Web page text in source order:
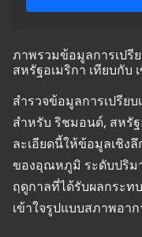
ภาพรวมข้อมูลการเปรี
สหรัฐอเมริกา เทียบกับ
สำรวจข้อมูลการเปรีย
สำหรับ ริชมอนด์, สหรัฐ
ละเอียดนี้ให้ข้อมูลเชิง
ของอุณหภูมิ ระดับปริม
ฤดูกาลที่ได้รับผลกระ
เข้าใจรูปแบบสภาพอา